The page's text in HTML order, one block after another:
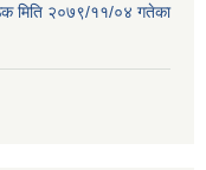
मिति २०७९/११/०४ गतेका